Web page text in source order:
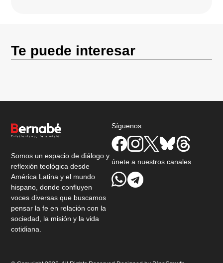
Te puede interesar
Somos un espacio de diálogo y
reflexión teológica desde
América Latina y el mundo
hispano, donde confluyen
voces diversas que buscamos
pensar la fe en relación con la
sociedad, la misión y la vida
cotidiana.
Síguenos:
únete a nuestros canales